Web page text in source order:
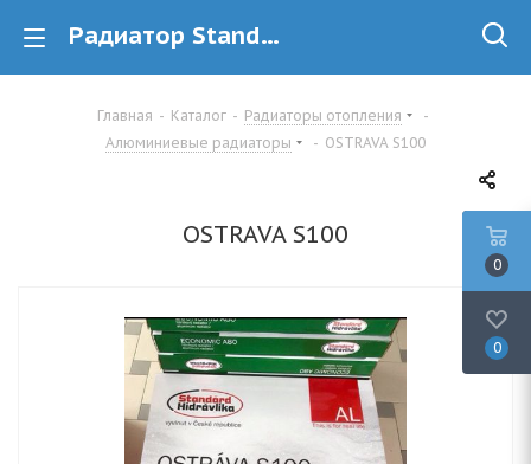
Радиатор Standard Hidravlika Ostrava S100 алюминиевый купить в Минске недорого
Главная - Каталог - Радиаторы отопления
-
Алюминиевые радиаторы
- OSTRAVA S100
OSTRAVA S100
0
0